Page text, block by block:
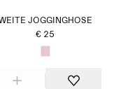
JOGGINGHOSE
€ 25